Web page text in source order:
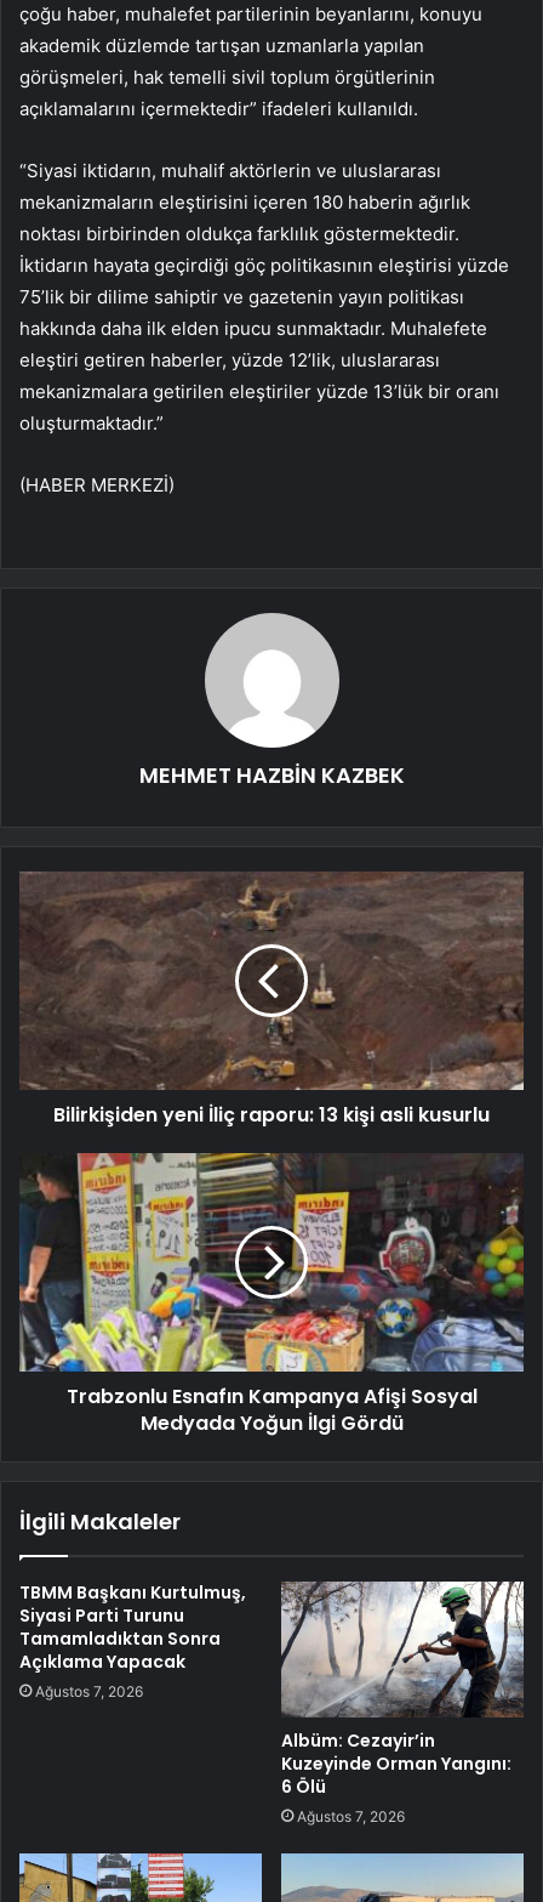
çoğu haber, muhalefet partilerinin beyanlarını, konuyu
akademik düzlemde tartışan uzmanlarla yapılan
görüşmeleri, hak temelli sivil toplum örgütlerinin
açıklamalarını içermektedir” ifadeleri kullanıldı.
“Siyasi iktidarın, muhalif aktörlerin ve uluslararası
mekanizmaların eleştirisini içeren 180 haberin ağırlık
noktası birbirinden oldukça farklılık göstermektedir.
İktidarın hayata geçirdiği göç politikasının eleştirisi yüzde
75’lik bir dilime sahiptir ve gazetenin yayın politikası
hakkında daha ilk elden ipucu sunmaktadır. Muhalefete
eleştiri getiren haberler, yüzde 12’lik, uluslararası
mekanizmalara getirilen eleştiriler yüzde 13’lük bir oranı
oluşturmaktadır.”
(HABER MERKEZİ)
MEHMET HAZBİN KAZBEK
Bilirkişiden yeni İliç raporu: 13 kişi asli kusurlu
Trabzonlu Esnafın Kampanya Afişi Sosyal
Medyada Yoğun İlgi Gördü
İlgili Makaleler
TBMM Başkanı Kurtulmuş,
Siyasi Parti Turunu
Tamamladıktan Sonra
Açıklama Yapacak
Ağustos 7, 2026
Albüm: Cezayir’in
Kuzeyinde Orman Yangını:
6 Ölü
Ağustos 7, 2026